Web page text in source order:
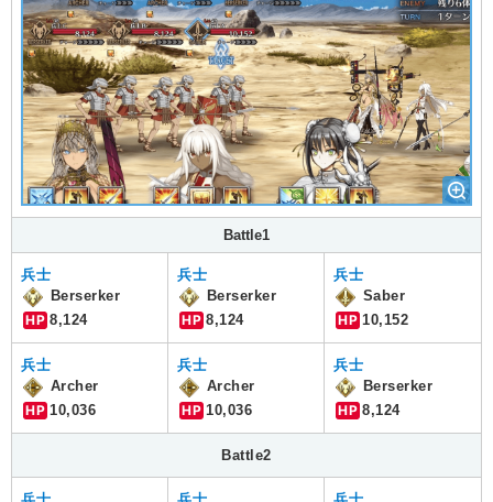
Battle1
兵士
Berserker
HP 8,124
兵士
Berserker
HP 8,124
兵士
Saber
HP 10,152
兵士
Archer
HP 10,036
兵士
Archer
HP 10,036
兵士
Berserker
HP 8,124
Battle2